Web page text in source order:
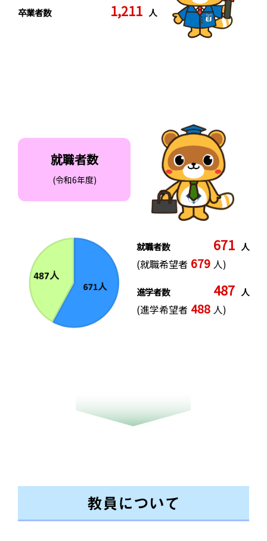
卒業者数
1,211 人
就職者数
(令和6年度)
就職者数 671 人
(就職希望者 679 人)
進学者数 487 人
(進学希望者 488 人)
教員について